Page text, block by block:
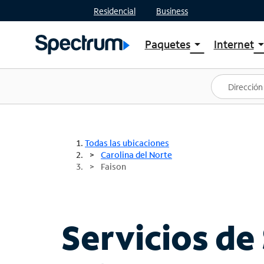
Residencial Business
Paquetesarrow_drop_down
Ver paquetes
Spectrum One
Mejores ofertas
Internetarrow_drop_down
Planes
Todas las ubicaciones
Carolina del Norte
Faison
Servicios